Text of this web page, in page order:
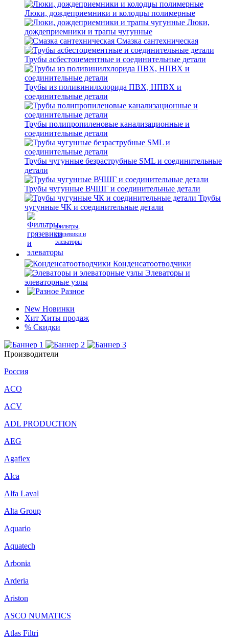
Люки, дождеприемники и колодцы полимерные
Люки,
дождеприемники и трапы чугунные
Смазка сантехническая
Трубы асбестоцементные и соединительные детали
Трубы из поливинилхлорида ПВХ, НПВХ и
соединительные детали
Трубы полипропиленовые канализационные и
соединительные детали
Трубы чугунные безраструбные SML и соединительные
детали
Трубы чугунные ВЧШГ и соединительные детали
Трубы
чугунные ЧК и соединительные детали
Фильтры,
грязевики и
элеваторы
Конденсатоотводчики
Элеваторы и
элеваторные узлы
Разное
New Новинки
Хит Хиты продаж
% Скидки
Производители
Россия
ACO
ACV
ADL PRODUCTION
AEG
Agaflex
Alca
Alfa Laval
Alta Group
Aquario
Aquatech
Arbonia
Arderia
Ariston
ASCO NUMATICS
Atlas Filtri